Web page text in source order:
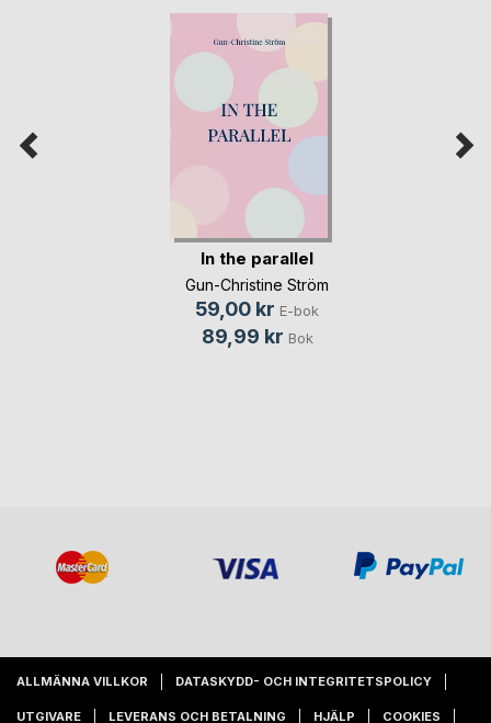
In the parallel
Gun-Christine Ström
59,00 kr E-bok
89,99 kr Bok
ALLMÄNNA VILLKOR DATASKYDD- OCH INTEGRITETSPOLICY
UTGIVARE LEVERANS OCH BETALNING HJÄLP COOKIES